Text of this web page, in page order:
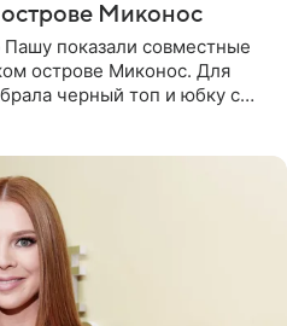
Миконос
показали совместные
острове Миконос. Для
черный топ и юбку с